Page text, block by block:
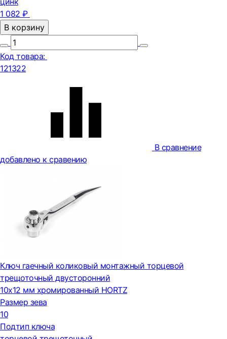
1 082 ₽
В корзину
Код товара:
121322
В сравнение
добавлено к сравению
Ключ гаечный коликовый монтажный торцевой
трещоточный двусторонний
10x12 мм хромированный HORTZ
Размер зева
10
Подтип ключа